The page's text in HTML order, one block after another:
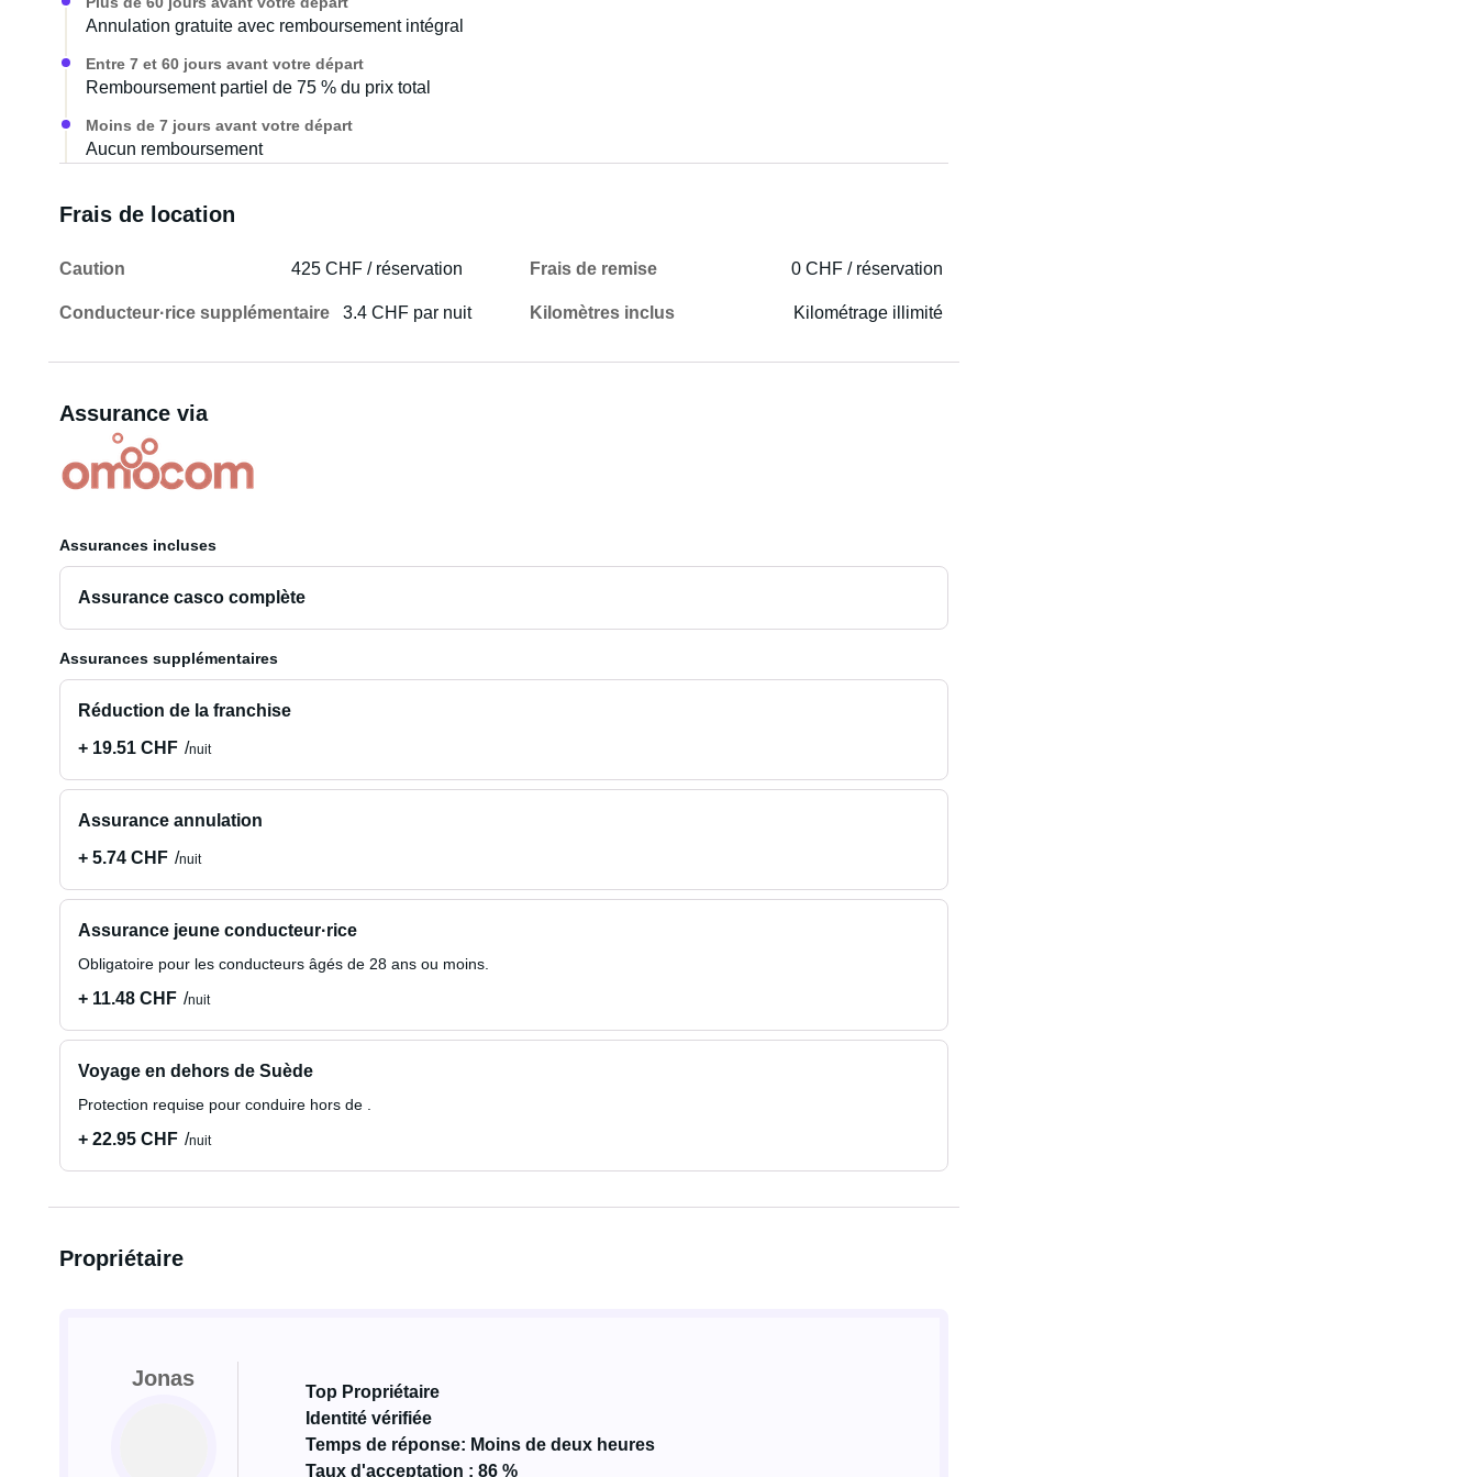
Annulation gratuite avec remboursement intégral
Entre 7 et 60 jours avant votre départ
Remboursement partiel de 75 % du prix total
Moins de 7 jours avant votre départ
Aucun remboursement
Frais de location
Caution 425 CHF / réservation Frais de remise 0 CHF / réservation
Conducteur·rice supplémentaire 3.4 CHF par nuit Kilomètres inclus Kilométrage illimité
Assurance via
Assurances incluses
Assurance casco complète
Assurances supplémentaires
Réduction de la franchise
+ 19.51 CHF
nuit
Assurance annulation
+ 5.74 CHF
nuit
Assurance jeune conducteur·rice
Obligatoire pour les conducteurs âgés de 28 ans ou moins.
+ 11.48 CHF nuit
Voyage en dehors de Suède
Protection requise pour conduire hors de .
+ 22.95 CHF nuit
Propriétaire
Jonas
Top Propriétaire
Identité vérifiée
Temps de réponse: Moins de deux heures
Taux d'acceptation : 86 %